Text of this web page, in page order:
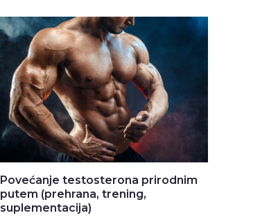
Povećanje testosterona prirodnim
putem (prehrana, trening,
suplementacija)